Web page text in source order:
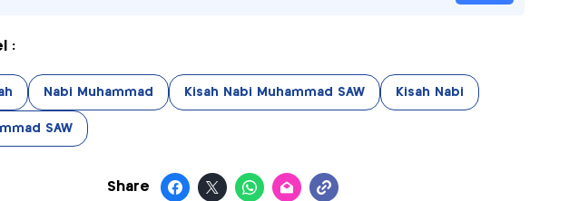
:
Nabi Muhammad Kisah Nabi Muhammad SAW Kisah Nabi
SAW
Share